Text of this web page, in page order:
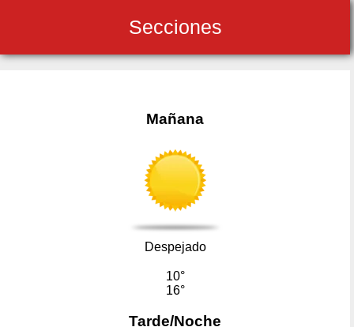
Secciones
Mañana
Despejado
10°
16°
Tarde/Noche